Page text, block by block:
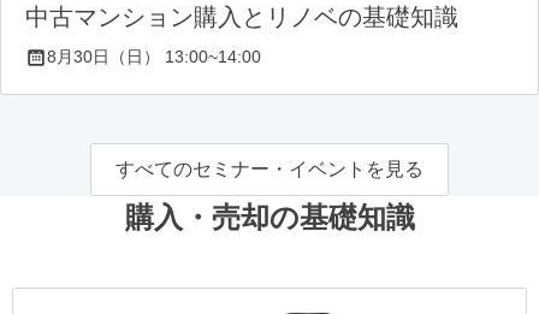
中古マンション購入とリノベの基礎知識
8月30日（日） 13:00~14:00
すべてのセミナー・イベントを見る
購入・売却の基礎知識